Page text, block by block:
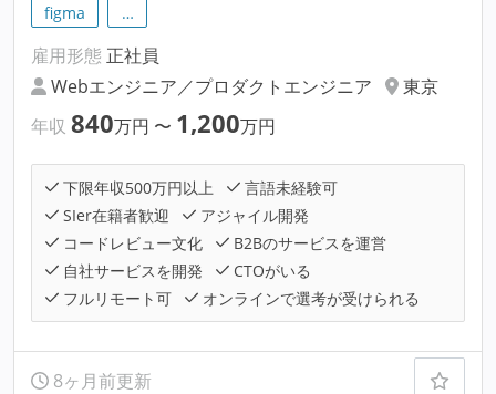
figma
…
雇用形態 正社員
Webエンジニア／プロダクトエンジニア
東京
年収 840万円 〜 1,200万円
下限年収500万円以上
言語未経験可
SIer在籍者歓迎
アジャイル開発
コードレビュー文化
B2Bのサービスを運営
自社サービスを開発
CTOがいる
フルリモート可
オンラインで選考が受けられる
8ヶ月前更新